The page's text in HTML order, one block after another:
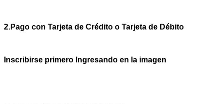
2.Pago con Tarjeta de Crédito o Tarjeta de Débito
Inscribirse primero Ingresando en la imagen